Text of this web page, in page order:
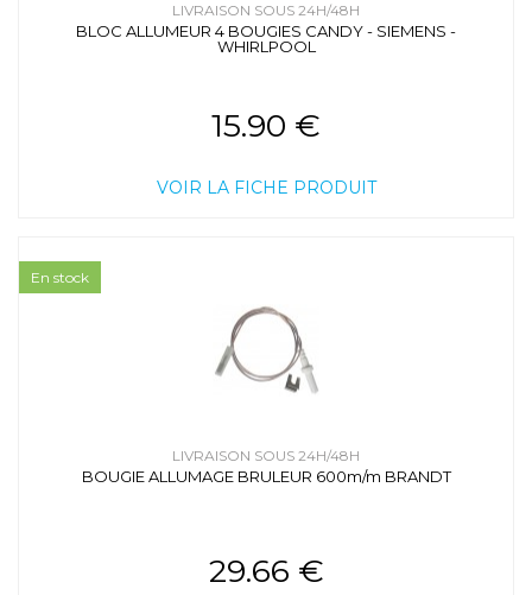
LIVRAISON SOUS 24H/48H
BLOC ALLUMEUR 4 BOUGIES CANDY - SIEMENS -
WHIRLPOOL
15.90 €
VOIR LA FICHE PRODUIT
LIVRAISON SOUS 24H/48H
BOUGIE ALLUMAGE BRULEUR 600m/m BRANDT
29.66 €
En stock